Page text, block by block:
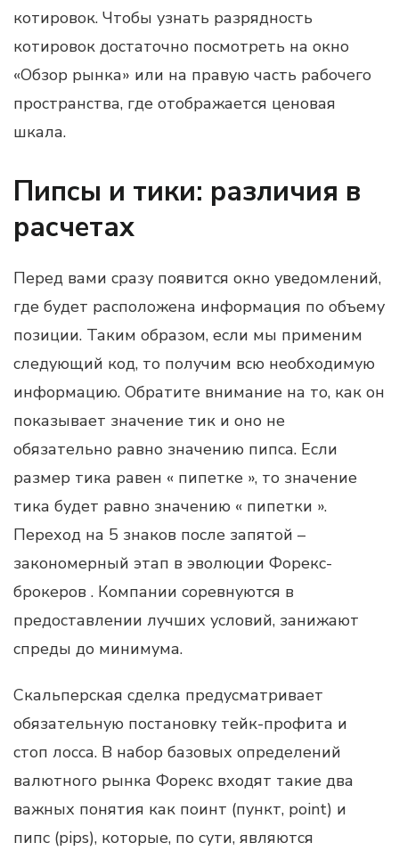
котировок. Чтобы узнать разрядность
котировок достаточно посмотреть на окно
«Обзор рынка» или на правую часть рабочего
пространства, где отображается ценовая
шкала.
Пипсы и тики: различия в
расчетах
Перед вами сразу появится окно уведомлений,
где будет расположена информация по объему
позиции. Таким образом, если мы применим
следующий код, то получим всю необходимую
информацию. Обратите внимание на то, как он
показывает значение тик и оно не
обязательно равно значению пипса. Если
размер тика равен « пипетке », то значение
тика будет равно значению « пипетки ».
Переход на 5 знаков после запятой –
закономерный этап в эволюции Форекс-
брокеров . Компании соревнуются в
предоставлении лучших условий, занижают
спреды до минимума.
Скальперская сделка предусматривает
обязательную постановку тейк-профита и
стоп лосса. В набор базовых определений
валютного рынка Форекс входят такие два
важных понятия как поинт (пункт, point) и
пипс (pips), которые, по сути, являются